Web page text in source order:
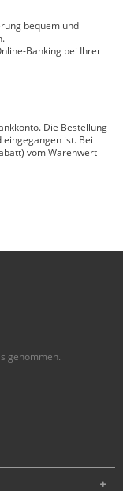
bequem und
Banking bei Ihrer
Die Bestellung
ist. Bei
vom Warenwert
genommen.